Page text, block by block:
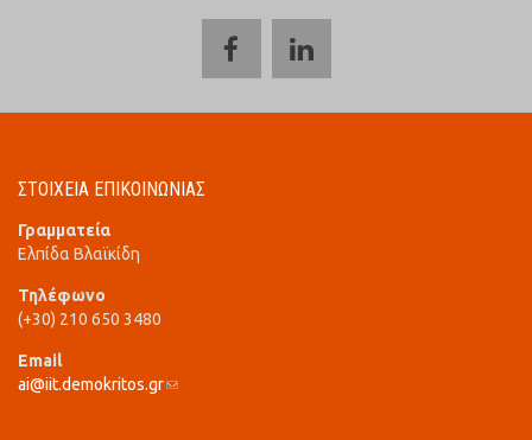
ΣΤΟΙΧΕΙΑ ΕΠΙΚΟΙΝΩΝΙΑΣ
Γραμματεία
Ελπίδα Βλαϊκίδη
Τηλέφωνο
(+30) 210 650 3480
Email
ai@iit.demokritos.gr(link sends e-mail)